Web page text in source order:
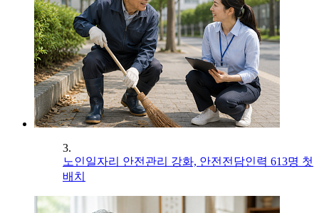
3.
노인일자리 안전관리 강화, 안전전담인력 613명 첫
배치